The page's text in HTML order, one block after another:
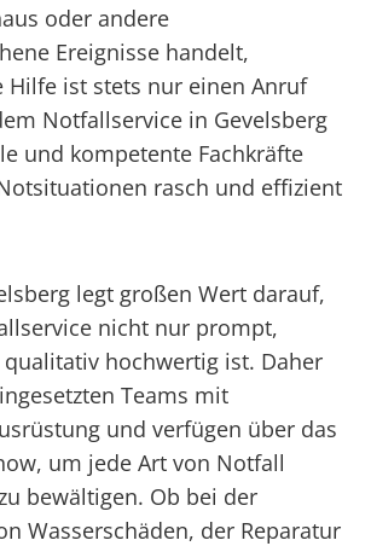
oder andere
Ereignisse handelt,
Hilfe ist stets nur einen Anruf
Notfallservice in Gevelsberg
und kompetente Fachkräfte
rasch und effizient
legt großen Wert darauf,
nicht nur prompt,
hochwertig ist. Daher
Teams mit
und verfügen über das
um jede Art von Notfall
bewältigen. Ob bei der
Wasserschäden, der Reparatur